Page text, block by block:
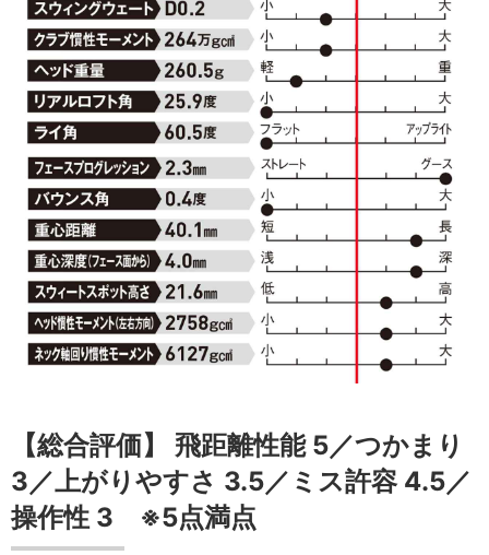
【総合評価】 飛距離性能 5／つかまり
3／上がりやすさ 3.5／ミス許容 4.5／
操作性 3 ※5点満点